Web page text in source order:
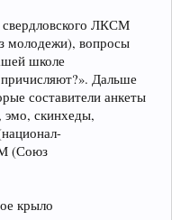
ЛКСМ
молодежи), вопросы
школе
Дальше
составители анкеты
скинхеды,
(Союз
крыло